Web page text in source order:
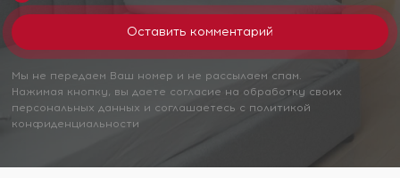
Мы не передаем Ваш номер и не рассылаем спам.
Нажимая кнопку, вы даете согласие на обработку своих
персональных данных и соглашаетесь с политикой
конфиденциальности